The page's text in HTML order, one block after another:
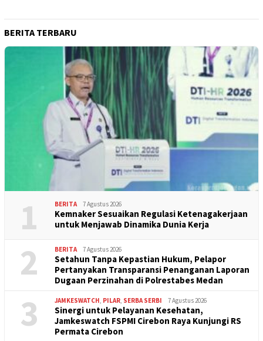
BERITA TERBARU
1 BERITA 7 Agustus 2026
Kemnaker Sesuaikan Regulasi Ketenagakerjaan
untuk Menjawab Dinamika Dunia Kerja
2 BERITA 7 Agustus 2026
Setahun Tanpa Kepastian Hukum, Pelapor
Pertanyakan Transparansi Penanganan Laporan
Dugaan Perzinahan di Polrestabes Medan
3 JAMKESWATCH PILAR SERBA SERBI 7 Agustus 2026
Sinergi untuk Pelayanan Kesehatan,
Jamkeswatch FSPMI Cirebon Raya Kunjungi RS
Permata Cirebon